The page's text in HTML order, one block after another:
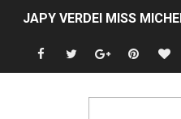
JAPY VERDEI MISS
JAPY VERDEI MR. EDDY